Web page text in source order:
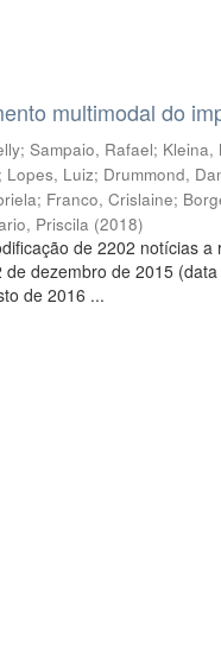
multimodal do
;Sampaio, Rafael; Kleina,
; Lopes, Luiz; Drummond,
; Franco, Crislaine;
Priscila (2018)
de 2202 notícias
de dezembro de 2015
de 2016 ...